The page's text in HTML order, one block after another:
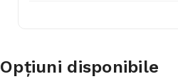
Opţiuni disponibile